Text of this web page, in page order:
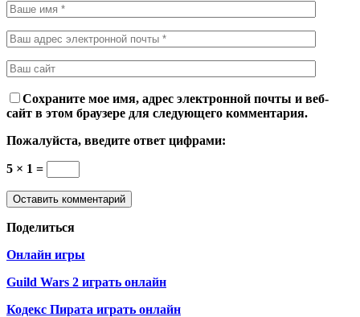
Сохраните мое имя, адрес электронной почты и веб-
сайт в этом браузере для следующего комментария.
Пожалуйста, введите ответ цифрами:
5 × 1 =
Поделиться
Онлайн игры
Guild Wars 2 играть онлайн
Кодекс Пирата играть онлайн